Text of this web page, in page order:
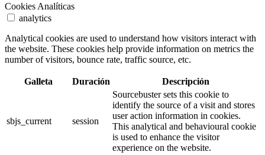
Cookies Analíticas
analytics
Analytical cookies are used to understand how visitors interact with
the website. These cookies help provide information on metrics the
number of visitors, bounce rate, traffic source, etc.
Galleta Duración Descripción
sbjs_current session
Sourcebuster sets this cookie to
identify the source of a visit and stores
user action information in cookies.
This analytical and behavioural cookie
is used to enhance the visitor
experience on the website.